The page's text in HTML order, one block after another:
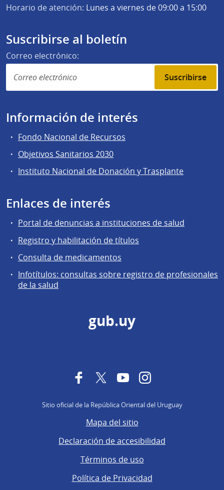
Horario de atención: Lunes a viernes de 09:00 a 15:00
Suscribirse al boletín
Correo electrónico:
Suscribirse
Información de interés
Fondo Nacional de Recursos
Objetivos Sanitarios 2030
Instituto Nacional de Donación y Trasplante
Enlaces de interés
Portal de denuncias a instituciones de salud
Registro y habilitación de títulos
Consulta de medicamentos
Infotítulos: consultas sobre registro de profesionales
de la salud
gub.uy
FacebookTwitterYouTubeInstagram
Sitio oficial de la República Oriental del Uruguay
Mapa del sitio
Declaración de accesibilidad
Términos de uso
Política de Privacidad